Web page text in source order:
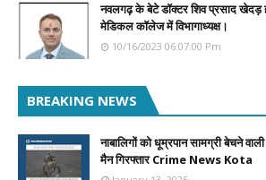
नवलगढ़ के बेटे डॉक्टर शिव प्रसाद खेदड़
मेडिकल कॉलेज में विभागाध्यक्ष।
10/16/2023 06:07:00 Pm
BREAKING NEWS
नाबालिगों को धूम्रपान सामग्री बेचने
मैन गिरफ्तार Crime News Kota